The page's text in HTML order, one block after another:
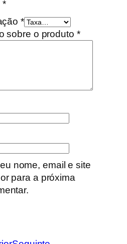
*
*
sobre o produto *
nome, email e site
para a próxima